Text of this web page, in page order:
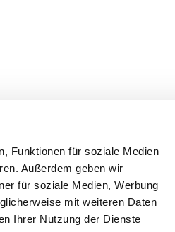
Funktionen für soziale Medien
Außerdem geben wir
für soziale Medien, Werbung
mit weiteren Daten
Ihrer Nutzung der Dienste